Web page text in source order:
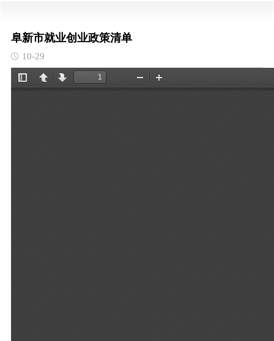
阜新市就业创业政策清单
10-29